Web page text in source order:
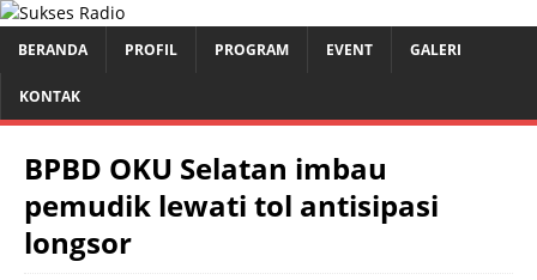
BERANDA PROFIL PROGRAM EVENT GALERI
KONTAK
BPBD OKU Selatan imbau
pemudik lewati tol antisipasi
longsor